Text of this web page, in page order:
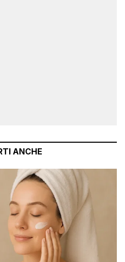
ANCHE